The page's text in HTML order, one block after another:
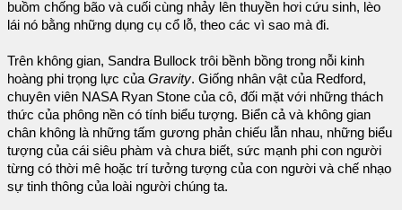
buồm chống bão và cuối cùng nhảy lên thuyền hơi cứu sinh, lèo
lái nó bằng những dụng cụ cổ lỗ, theo các vì sao mà đi.
Trên không gian, Sandra Bullock trôi bềnh bồng trong nỗi kinh
hoàng phi trọng lực củaGravity. Giống nhân vật của Redford,
chuyên viên NASA Ryan Stone của cô, đối mặt với những thách
thức của phông nền có tính biểu tượng. Biển cả và không gian
chân không là những tấm gương phản chiếu lẫn nhau, những biểu
tượng của cái siêu phàm và chưa biết, sức mạnh phi con người
từng có thời mê hoặc trí tưởng tượng của con người và chế nhạo
sự tinh thông của loài người chúng ta.